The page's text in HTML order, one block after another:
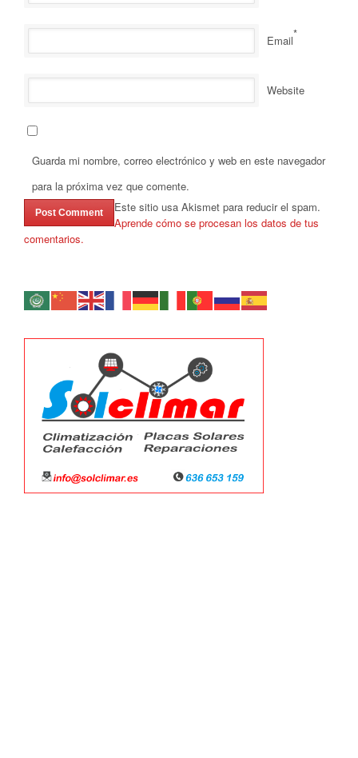
Email*
Website
Guarda mi nombre, correo electrónico y web en este navegador
para la próxima vez que comente.
Este sitio usa Akismet para reducir el spam.
Aprende cómo se procesan los datos de tus
comentarios.